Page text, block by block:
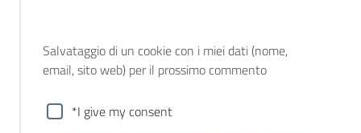
Salvataggio di un cookie con i miei dati (nome,
email, sito web) per il prossimo commento
*I give my consent